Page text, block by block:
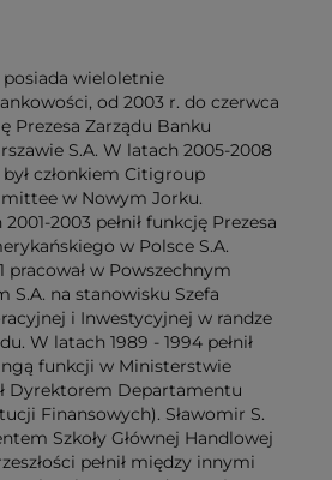
posiada wieloletnie
od 2003 r. do czerwca
Prezesa Zarządu Banku
S.A. W latach 2005-2008
był członkiem Citigroup
w Nowym Jorku.
2003 pełnił funkcję Prezesa
w Polsce S.A.
pracował w Powszechnym
S.A. na stanowisku Szefa
i Inwestycyjnej w randze
W latach 1989 - 1994 pełnił
funkcji w Ministerstwie
Dyrektorem Departamentu
Finansowych). Sławomir S.
Szkoły Głównej Handlowej
pełnił między innymi